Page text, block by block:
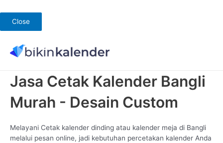
Close
konten
Jasa Cetak Kalender Bangli
Murah - Desain Custom
Melayani Cetak kalender dinding atau kalender meja di Bangli
melalui pesan online, jadi kebutuhan percetakan kalender Anda